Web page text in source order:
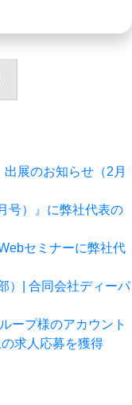
展のお知らせ（2月
号）』に弊社代表の
セミナーに弊社代
）| 合同会社ディーパ
ープ様のアカウント
求人応募を獲得